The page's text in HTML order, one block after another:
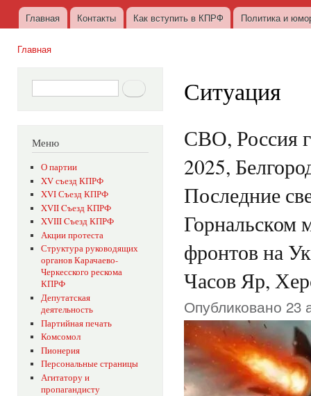
Главное меню
Главная Контакты Как вступить в КПРФ Политика и
Главная
Форма поиска Поиск
Меню
О партии
XV съезд КПРФ
XVI Съезд КПРФ
XVII Cъезд КПРФ
XVIII Cъезд КПРФ
Акции протеста
Структура руководящих
органов Карачаево-
Черкесского рескома
КПРФ
Депутатская
деятельность
Партийная печать
Комсомол
Пионерия
Персональные страницы
Агитатору и
пропагандисту
Ситуация
СВО, Россия
2025,
Последние
Горнальском
фронтов на
Часов Яр,
Опубликовано 23